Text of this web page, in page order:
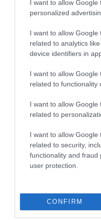
I want to allow
personalized
I want to allow Google
related to analytics
device identifiers in
I want to allow Google
related to functionality
I want to allow Google
related to
I want to allow Google
related to security,
functionality and
user protection.
CONFIRM
XV.
22.00
(A
2017. Július 7.
Mi
:-) A
jóleső
Dékány Alexandra
2010. Június 12.